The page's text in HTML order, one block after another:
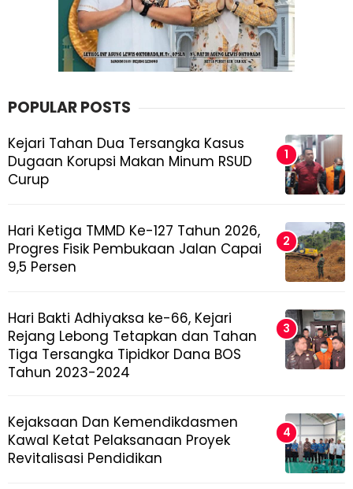
POPULAR POSTS
Kejari Tahan Dua Tersangka Kasus
Dugaan Korupsi Makan Minum RSUD
Curup
Hari Ketiga TMMD Ke-127 Tahun 2026,
Progres Fisik Pembukaan Jalan Capai
9,5 Persen
Hari Bakti Adhiyaksa ke-66, Kejari
Rejang Lebong Tetapkan dan Tahan
Tiga Tersangka Tipidkor Dana BOS
Tahun 2023-2024
Kejaksaan Dan Kemendikdasmen
Kawal Ketat Pelaksanaan Proyek
Revitalisasi Pendidikan